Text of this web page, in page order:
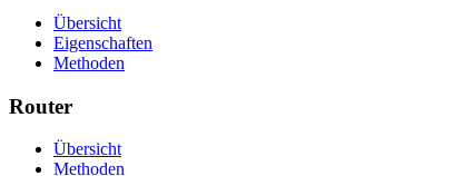
Übersicht
Eigenschaften
Methoden
Router
Übersicht
Methoden